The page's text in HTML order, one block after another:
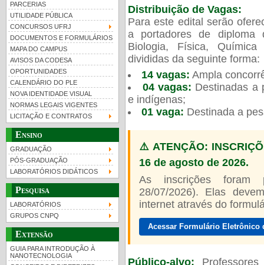
PARCERIAS
UTILIDADE PÚBLICA
CONCURSOS UFRJ
DOCUMENTOS E FORMULÁRIOS
MAPA DO CAMPUS
AVISOS DA CODESA
OPORTUNIDADES
CALENDÁRIO DO PLE
NOVA IDENTIDADE VISUAL
NORMAS LEGAIS VIGENTES
LICITAÇÃO E CONTRATOS
Ensino
GRADUAÇÃO
PÓS-GRADUAÇÃO
LABORATÓRIOS DIDÁTICOS
Pesquisa
LABORATÓRIOS
GRUPOS CNPQ
Extensão
GUIA PARA INTRODUÇÃO À
NANOTECNOLOGIA
Distribuição de Vagas:
Para este edital serão
a portadores de diploma
Biologia, Física,
divididas da seguinte forma:
14 vagas: Ampla
04 vagas: Destinadas a
e indígenas;
01 vaga: Destinada a
⚠️ ATENÇÃO:
16 de agosto de 2026.
As inscrições foram
28/07/2026). Elas
internet através do
Acessar Formulário
Público-alvo:
Guia de boas práticas
UFRJ 100 anos